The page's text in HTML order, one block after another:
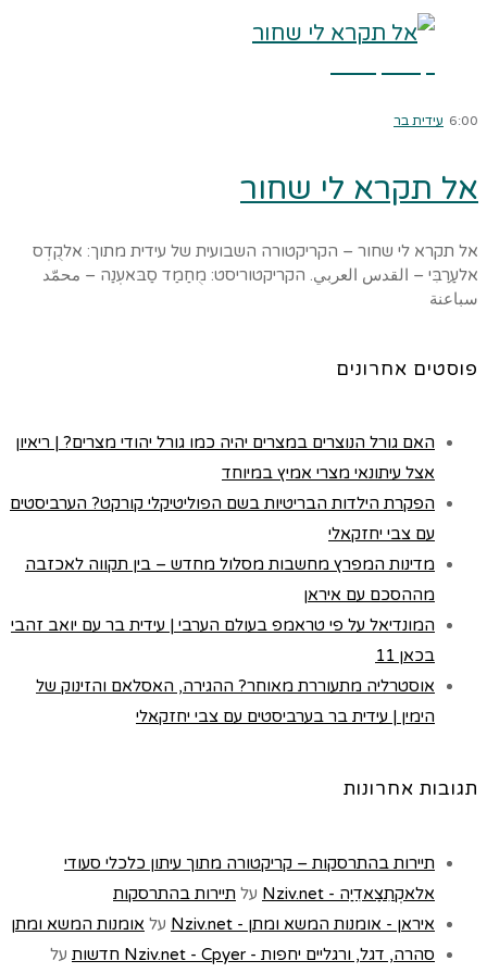
6:00 עידית בר
אל תקרא לי שחור
אל תקרא לי שחור – הקריקטורה השבועית של עידית מתוך: אלקֻדְס
אלעַרַבִּי – القدس العربي. הקריקטוריסט: מֻחַמַד סַבּאעְנַה – محمّد
سباعنة
פוסטים אחרונים
האם גורל הנוצרים במצרים יהיה כמו גורל יהודי מצרים? | ריאיון
אצל עיתונאי מצרי אמיץ במיוחד
הפקרת הילדות הבריטיות בשם הפוליטיקלי קורקט? הערביסטים
עם צבי יחזקאלי
מדינות המפרץ מחשבות מסלול מחדש – בין תקווה לאכזבה
מההסכם עם איראן
המונדיאל על פי טראמפ בעולם הערבי | עידית בר עם יואב זהבי
בכאן 11
אוסטרליה מתעוררת מאוחר? ההגירה, האסלאם והזינוק של
הימין | עידית בר בערביסטים עם צבי יחזקאלי
תגובות אחרונות
תיירות בהתרסקות – קריקטורה מתוך עיתון כלכלי סעודי
אלאקְתִצַאדִיַה - Nziv.net
על תיירות בהתרסקות
איראן - אומנות המשא ומתן - Nziv.net
על אומנות המשא ומתן
סהרה, דגל, ורגליים יחפות - Nziv.net - Cpyer חדשות
על